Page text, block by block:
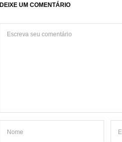
DEIXE UM COMENTÁRIO